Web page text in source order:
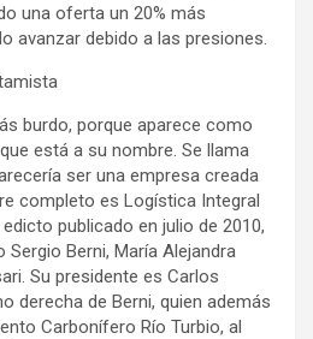
una oferta un 20% más
avanzar debido a las presiones.
burdo, porque aparece como
está a su nombre. Se llama
ser una empresa creada
completo es Logística Integral
publicado en julio de 2010,
Berni, María Alejandra
Su presidente es Carlos
derecha de Berni, quien además
Carbonífero Río Turbio, al